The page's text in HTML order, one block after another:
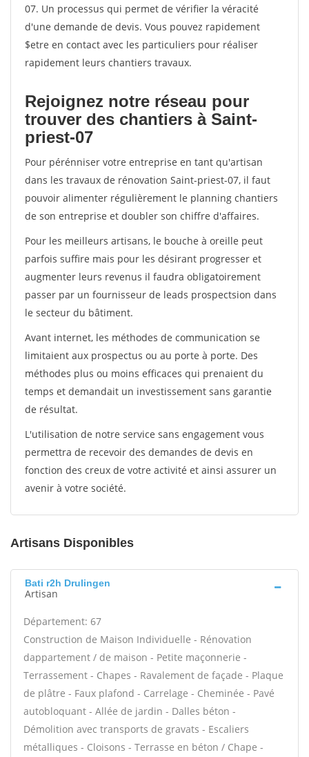
07. Un processus qui permet de vérifier la véracité
d'une demande de devis. Vous pouvez rapidement
$etre en contact avec les particuliers pour réaliser
rapidement leurs chantiers travaux.
Rejoignez notre réseau pour
trouver des chantiers à Saint-
priest-07
Pour pérénniser votre entreprise en tant qu'artisan
dans les travaux de rénovation Saint-priest-07, il faut
pouvoir alimenter régulièrement le planning chantiers
de son entreprise et doubler son chiffre d'affaires.
Pour les meilleurs artisans, le bouche à oreille peut
parfois suffire mais pour les désirant progresser et
augmenter leurs revenus il faudra obligatoirement
passer par un fournisseur de leads prospectsion dans
le secteur du bâtiment.
Avant internet, les méthodes de communication se
limitaient aux prospectus ou au porte à porte. Des
méthodes plus ou moins efficaces qui prenaient du
temps et demandait un investissement sans garantie
de résultat.
L'utilisation de notre service sans engagement vous
permettra de recevoir des demandes de devis en
fonction des creux de votre activité et ainsi assurer un
avenir à votre société.
Artisans Disponibles
Bati r2h Drulingen
Artisan
Département: 67
Construction de Maison Individuelle - Rénovation
dappartement / de maison - Petite maçonnerie -
Terrassement - Chapes - Ravalement de façade - Plaque
de plâtre - Faux plafond - Carrelage - Cheminée - Pavé
autobloquant - Allée de jardin - Dalles béton -
Démolition avec transports de gravats - Escaliers
métalliques - Cloisons - Terrasse en béton / Chape -